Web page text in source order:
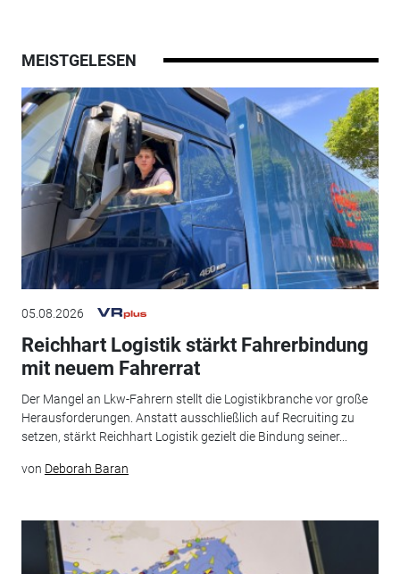
MEISTGELESEN
05.08.2026
Reichhart Logistik stärkt Fahrerbindung
mit neuem Fahrerrat
Der Mangel an Lkw-Fahrern stellt die Logistikbranche vor große
Herausforderungen. Anstatt ausschließlich auf Recruiting zu
setzen, stärkt Reichhart Logistik gezielt die Bindung seiner...
von Deborah Baran